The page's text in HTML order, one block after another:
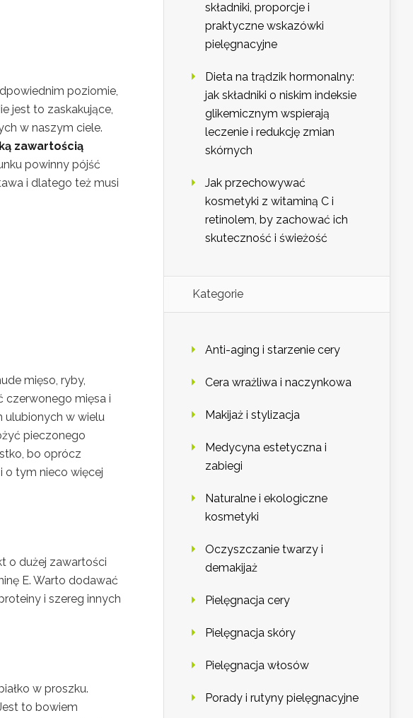
poziomie,
jest to zaskakujące,
w naszym ciele.
zawartością
powinny pójść
i dlatego też musi
mięso, ryby,
czerwonego mięsa i
w wielu
pieczonego
bo oprócz
o tym nieco więcej
o dużej zawartości
E. Warto dodawać
i szereg innych
w proszku.
to bowiem
składniki, proporcje i
praktyczne wskazówki
pielęgnacyjne
Dieta na trądzik hormonalny:
jak składniki o niskim indeksie
glikemicznym wspierają
leczenie i redukcję zmian
skórnych
Jak przechowywać
kosmetyki z witaminą C i
retinolem, by zachować ich
skuteczność i świeżość
Kategorie
Anti-aging i starzenie cery
Cera wrażliwa i naczynkowa
Makijaż i stylizacja
Medycyna estetyczna i
zabiegi
Naturalne i ekologiczne
kosmetyki
Oczyszczanie twarzy i
demakijaż
Pielęgnacja cery
Pielęgnacja skóry
Pielęgnacja włosów
Porady i rutyny pielęgnacyjne